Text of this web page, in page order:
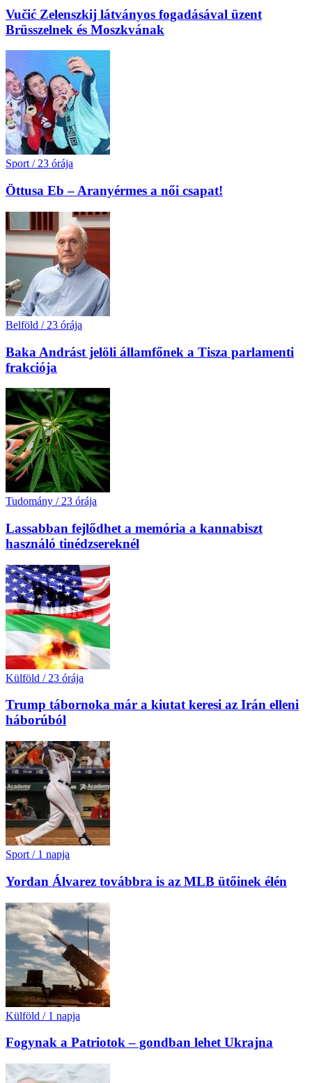
Vučić Zelenszkij látványos fogadásával üzent
Brüsszelnek és Moszkvának
Sport / 23 órája
Öttusa Eb – Aranyérmes a női csapat!
Belföld / 23 órája
Baka Andrást jelöli államfőnek a Tisza parlamenti
frakciója
Tudomány / 23 órája
Lassabban fejlődhet a memória a kannabiszt
használó tinédzsereknél
Külföld / 23 órája
Trump tábornoka már a kiutat keresi az Irán elleni
háborúból
Sport / 1 napja
Yordan Álvarez továbbra is az MLB ütőinek élén
Külföld / 1 napja
Fogynak a Patriotok – gondban lehet Ukrajna